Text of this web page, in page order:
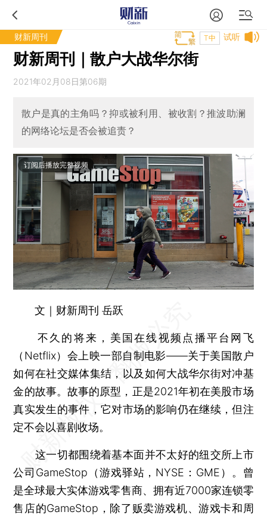
财新周刊 试听
T中
财新周刊｜散户大战华尔街
2021年02月08日第06期
散户是真的主角吗？抑或被利用、被收割？推波助澜
的网络论坛是否会被追责？
订阅后播放完整视频
文｜财新周刊 岳跃
不久的将来，美国在线视频点播平台网飞
（Netflix）会上映一部自制电影——关于美国散户
如何在社交媒体集结，以及如何大战华尔街对冲基
金的故事。故事的原型，正是2021年初在美股市场
真实发生的事件，它对市场的影响仍在继续，但注
定不会以喜剧收场。
这一切都围绕着基本面并不太好的纽交所上市
公司GameStop（游戏驿站，NYSE：GME）。曾
是全球最大实体游戏零售商、拥有近7000家连锁零
售店的GameStop，除了贩卖游戏机、游戏卡和周